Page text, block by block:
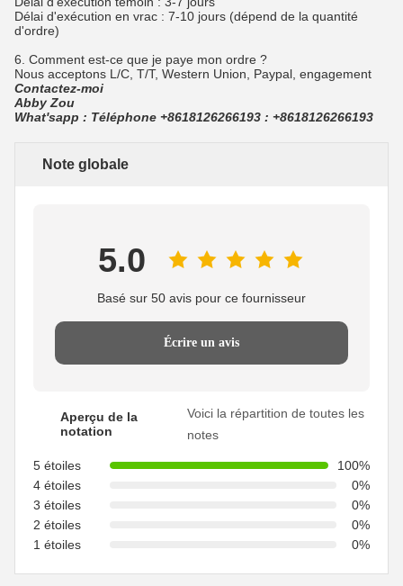
Délai d'exécution en vrac : 7-10 jours (dépend de la quantité
d'ordre)
6. Comment est-ce que je paye mon ordre ?
Nous acceptons L/C, T/T, Western Union, Paypal, engagement
Contactez-moi
Abby Zou
What'sapp : Téléphone +8618126266193 : +8618126266193
Note globale
5.0
Basé sur 50 avis pour ce fournisseur
Écrire un avis
Aperçu de la
notation
Voici la répartition de toutes les
notes
5 étoiles
100%
4 étoiles
0%
3 étoiles
0%
2 étoiles
0%
1 étoiles
0%